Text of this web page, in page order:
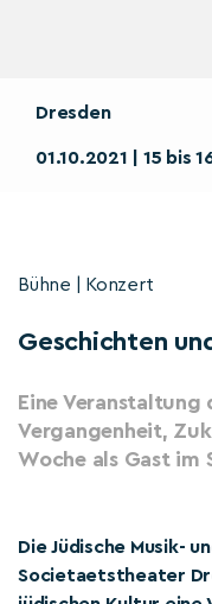
Dresden
01.10.2021 | 15 bis
Bühne | Konzert
Geschichten
Eine Veranstaltung
Vergangenheit,
Woche als Gast im
Die Jüdische Musik-
Societaetstheater